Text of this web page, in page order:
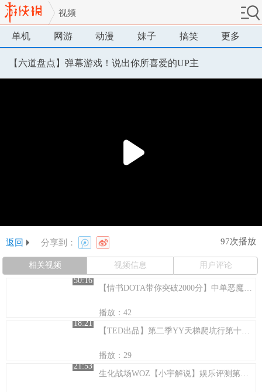
视频
单机 网游 动漫 妹子 搞笑 更多
【六道盘点】弹幕游戏！说出你所喜爱的UP主
返回 分享到： 97次播放
相关视频 视频信息
用户评论
50:16
【情书DOTA带你突破2000分】中单恶魔巫师
播放：42
18:21
【TED出品】第二季YY天梯爬坑行第十期平衡水平
播放：29
21:53
生化战场WOZ【小宇解说】娱乐评测第二期！